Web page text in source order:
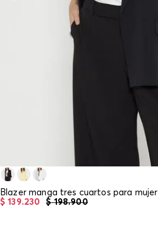
Blazer manga tres cuartos para mujer
$ 198.900
$ 139.230